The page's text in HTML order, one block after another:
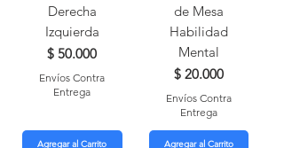
Derecha
Izquierda
Precio
$ 50.000
Envíos Contra
Entrega
Agregar al Carrito
de Mesa
Habilidad
Mental
Precio
$ 20.000
Envíos Contra
Entrega
Agregar al Carrito